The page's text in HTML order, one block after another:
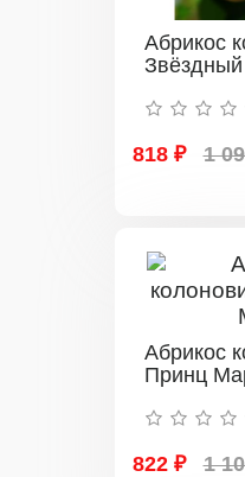
Абрикос
Звёздный
818 ₽ 1
Абрикос
Принц
822 ₽ 1